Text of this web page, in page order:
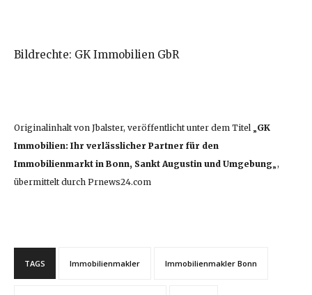
Bildrechte: GK Immobilien GbR
Originalinhalt von Jbalster, veröffentlicht unter dem Titel „ GK
Immobilien: Ihr verlässlicher Partner für den
Immobilienmarkt in Bonn, Sankt Augustin und Umgebung „,
übermittelt durch Prnews24.com
TAGS Immobilienmakler Immobilienmakler Bonn